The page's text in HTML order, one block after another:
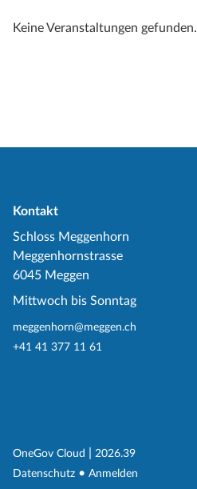
Keine Veranstaltungen gefunden.
Kontakt
Schloss Meggenhorn
Meggenhornstrasse
6045 Meggen
Mittwoch bis Sonntag
meggenhorn@meggen.ch
+41 41 377 11 61
OneGov Cloud (External Link)
2026.39
Datenschutz (External Link)
Anmelden